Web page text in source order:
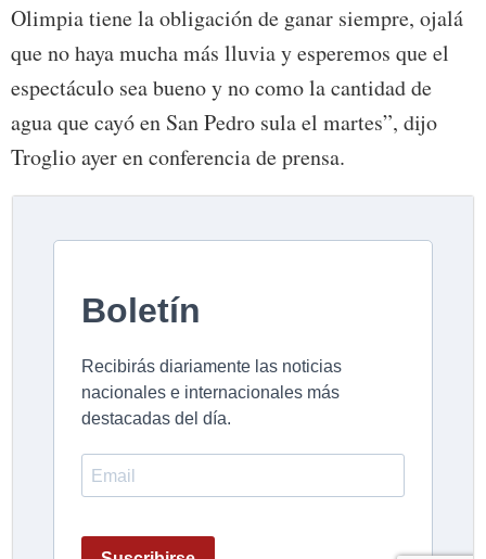
Olimpia tiene la obligación de ganar siempre, ojalá
que no haya mucha más lluvia y esperemos que el
espectáculo sea bueno y no como la cantidad de
agua que cayó en San Pedro sula el martes”, dijo
Troglio ayer en conferencia de prensa.